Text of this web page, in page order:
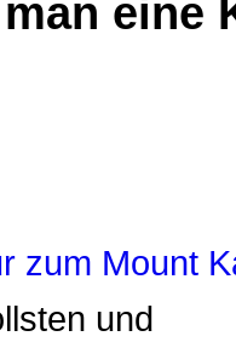
eine
zum Mount
und